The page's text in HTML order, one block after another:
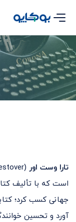
تارا وست اور
است که با تألیف
جهانی کسب کرد؛